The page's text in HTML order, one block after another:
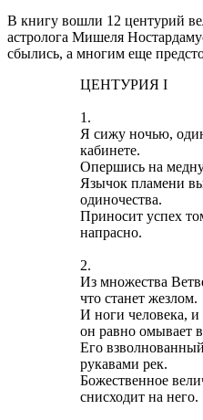
В книгу вошли 12 центурий
астролога Мишеля
сбылись, а многим еще
ЦЕНТУРИЯ I
1.
Я сижу ночью,
кабинете.
Опершись на
Язычок пламени
одиночества.
Приносит успех
напрасно.
2.
Из множества
что станет жезлом.
И ноги человека,
он равно омывает
Его
рукавами рек.
Божественное
снисходит на него.